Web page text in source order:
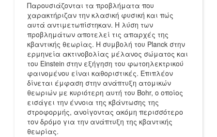
Παρουσιάζονται τα προβλήματα που
χαρακτήριζαν την κλασική φυσική και πώς
αυτά αντιμετωπίστηκαν. Η λύση των
προβλημάτων αποτελεί τις απαρχές της
κβαντικής θεωρίας. Η συμβολή του Planck στην
ερμηνεία ακτινοβολίας μέλανος σώματος και
του Einstein στην εξήγηση του φωτοηλεκτρικού
φαινομένου είναι καθοριστικές. Επιπλέον
δίνεται έμφαση στην ανάπτυξη ατομικών
θεωριών με κυριότερη αυτή του Bohr, ο οποίος
εισάγει την έννοια της κβάντωσης της
στροφορμής, ανοίγοντας ακόμη περισσότερο
τον δρόμο για την ανάπτυξη της κβαντικής
θεωρίας.